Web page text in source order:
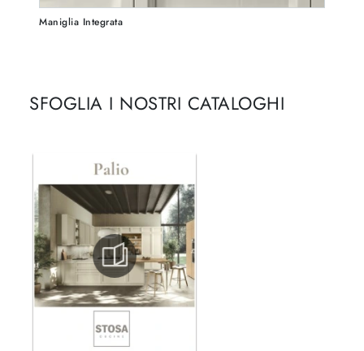
Maniglia Integrata
SFOGLIA I NOSTRI CATALOGHI